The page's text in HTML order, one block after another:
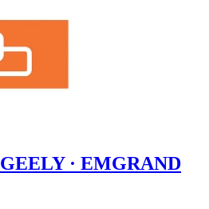
GEELY · EMGRAND